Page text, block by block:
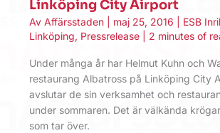
Linköping City Airport
Av Affärsstaden maj 25, 2016 ESB
Linköping, Pressrelease 2 minutes of
Under många år har Helmut Kuhn och
restaurang Albatross på Linköping City
avslutar de sin verksamhet och
under sommaren. Det är välkända
som tar över.